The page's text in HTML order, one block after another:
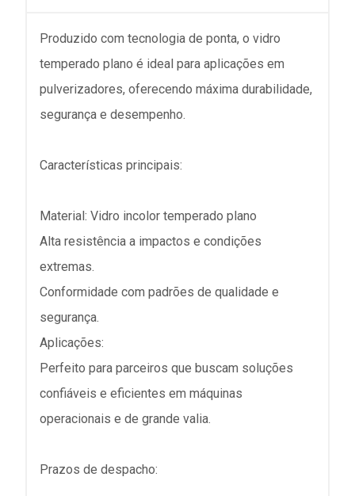
Produzido com tecnologia de ponta, o vidro
temperado plano é ideal para aplicações em
pulverizadores, oferecendo máxima durabilidade,
segurança e desempenho.
Características principais:
Material: Vidro incolor temperado plano
Alta resistência a impactos e condições
extremas.
Conformidade com padrões de qualidade e
segurança.
Aplicações:
Perfeito para parceiros que buscam soluções
confiáveis e eficientes em máquinas
operacionais e de grande valia.
Prazos de despacho: